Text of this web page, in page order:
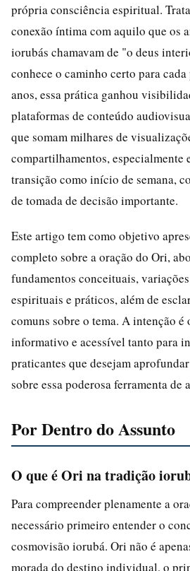
própria consciência espiritual.
conexão íntima com aquilo que os
iorubás chamavam de "o deus
conhece o caminho certo para
anos, essa prática ganhou
plataformas de conteúdo
que somam milhares de
compartilhamentos, especialmente
transição como início de semana,
de tomada de decisão importante.
Este artigo tem como objetivo
completo sobre a oração do Ori,
fundamentos conceituais,
espirituais e práticos, além de
comuns sobre o tema. A intenção é
informativo e acessível tanto para
praticantes que desejam
sobre essa poderosa ferramenta de
Por Dentro do Assunto
O que é Ori na tradição
Para compreender plenamente a
necessário primeiro entender o
cosmovisão iorubá. Ori não é
morada do destino individual, o